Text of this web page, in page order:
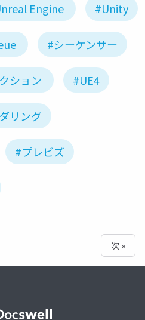
Engine #Unity
#シーケンサー
ション #UE4
リング
#プレビズ
次 »